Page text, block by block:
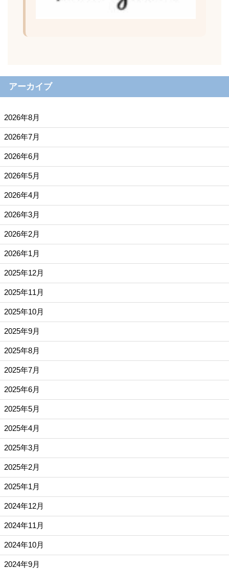
アーカイブ
2026年8月
2026年7月
2026年6月
2026年5月
2026年4月
2026年3月
2026年2月
2026年1月
2025年12月
2025年11月
2025年10月
2025年9月
2025年8月
2025年7月
2025年6月
2025年5月
2025年4月
2025年3月
2025年2月
2025年1月
2024年12月
2024年11月
2024年10月
2024年9月